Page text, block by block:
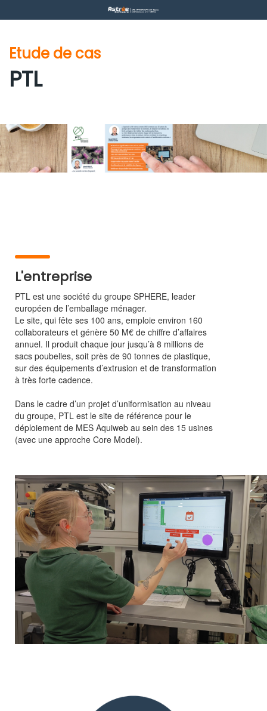
Etude de cas
PTL
L'entreprise
PTL est une société du groupe SPHERE, leader
européen de l’emballage ménager.
Le site, qui fête ses 100 ans, emploie environ 160
collaborateurs et génère 50 M€ de chiffre d’affaires
annuel. Il produit chaque jour jusqu’à 8 millions de
sacs poubelles, soit près de 90 tonnes de plastique,
sur des équipements d’extrusion et de transformation
à très forte cadence.
Dans le cadre d’un projet d’uniformisation au niveau
du groupe, PTL est le site de référence pour le
déploiement de MES Aquiweb au sein des 15 usines
(avec une approche Core Model).